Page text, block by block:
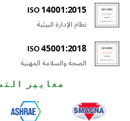
ISO 14001:2015
نظام الإدارة البيئية
ISO 45001:2018
الصحة والسلامة المهنية
معايير